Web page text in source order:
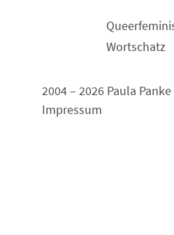
2004 – 2026 Paula Panke
Impressum
Wortschatz